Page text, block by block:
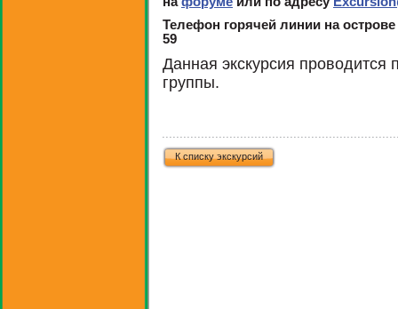
Телефон горячей линии на
59
Данная экскурсия проводится
группы.
К списку экскурсий